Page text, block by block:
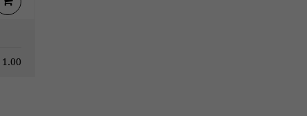
1.00